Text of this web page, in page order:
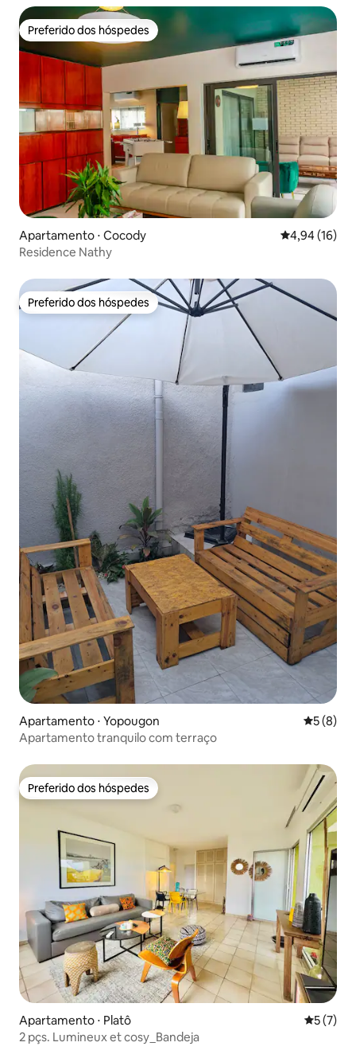
Preferido dos hóspedes
Preferido dos hóspedes
Apartamento ⋅ Cocody 4,94 de uma
4,94 (16)
Residence Nathy
Preferido dos hóspedes
Preferido dos hóspedes
Apartamento ⋅ Yopougon 5 de
5 (8)
Apartamento tranquilo com terraço
Preferido dos hóspedes
Preferido dos hóspedes
Apartamento ⋅ Platô 5 de
5 (7)
2 pçs. Lumineux et cosy_Bandeja